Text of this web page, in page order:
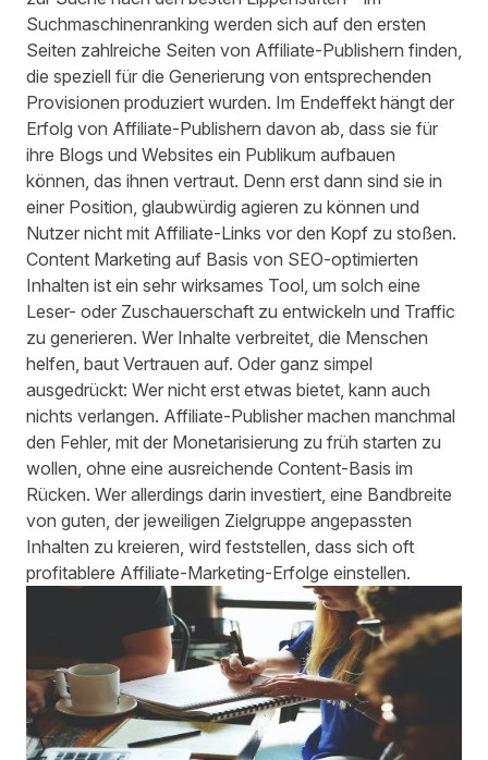
Suchmaschinenranking werden sich auf den ersten
Seiten zahlreiche Seiten von Affiliate-Publishern finden,
die speziell für die Generierung von entsprechenden
Provisionen produziert wurden. Im Endeffekt hängt der
Erfolg von Affiliate-Publishern davon ab, dass sie für
ihre Blogs und Websites ein Publikum aufbauen
können, das ihnen vertraut. Denn erst dann sind sie in
einer Position, glaubwürdig agieren zu können und
Nutzer nicht mit Affiliate-Links vor den Kopf zu stoßen.
Content Marketing auf Basis von SEO-optimierten
Inhalten ist ein sehr wirksames Tool, um solch eine
Leser- oder Zuschauerschaft zu entwickeln und Traffic
zu generieren. Wer Inhalte verbreitet, die Menschen
helfen, baut Vertrauen auf. Oder ganz simpel
ausgedrückt: Wer nicht erst etwas bietet, kann auch
nichts verlangen. Affiliate-Publisher machen manchmal
den Fehler, mit der Monetarisierung zu früh starten zu
wollen, ohne eine ausreichende Content-Basis im
Rücken. Wer allerdings darin investiert, eine Bandbreite
von guten, der jeweiligen Zielgruppe angepassten
Inhalten zu kreieren, wird feststellen, dass sich oft
profitablere Affiliate-Marketing-Erfolge einstellen.